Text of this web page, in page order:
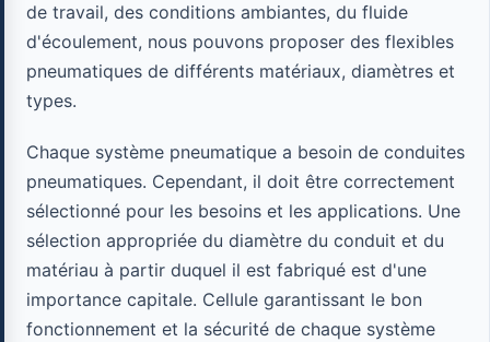
de travail, des conditions ambiantes, du fluide
d'écoulement, nous pouvons proposer des flexibles
pneumatiques de différents matériaux, diamètres et
types.
Chaque système pneumatique a besoin de conduites
pneumatiques. Cependant, il doit être correctement
sélectionné pour les besoins et les applications. Une
sélection appropriée du diamètre du conduit et du
matériau à partir duquel il est fabriqué est d'une
importance capitale. Cellule garantissant le bon
fonctionnement et la sécurité de chaque système